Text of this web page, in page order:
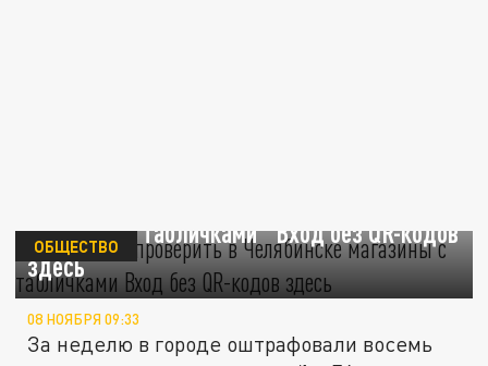
магазины с табличками "Вход без QR-кодов
здесь"
ОБЩЕСТВО
08 НОЯБРЯ 09:33
За неделю в городе оштрафовали восемь